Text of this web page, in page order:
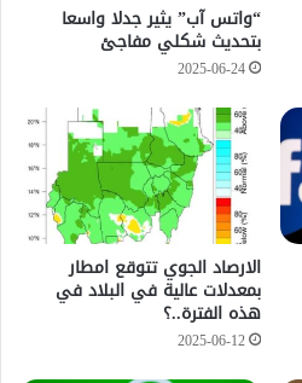
“واتس آب” يثير جدلا واسعا
بتحديث شكلي مفاجئ
2025-06-24
الارصاد الجوي تتوقع امطار
بمعدلات عالية في البلاد في
هذه الفترة..؟
2025-06-12